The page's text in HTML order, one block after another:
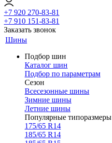
+7 920 270-83-81
+7 910 151-83-81
Заказать звонок
Шины
Подбор шин
Каталог шин
Подбор по параметрам
Сезон
Всесезонные шины
Зимние шины
Летние шины
Популярные типоразмеры
175/65 R14
185/65 R14